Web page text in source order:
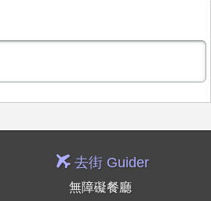
去街 Guider
無障礙餐廳